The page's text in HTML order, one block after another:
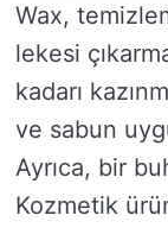
Wax,
lekesi
kadarı
ve sabun
Ayrıca, bir
Kozmetik